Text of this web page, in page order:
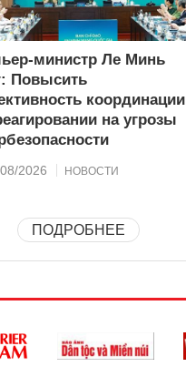
министр Ле Минь
Повысить
координации
на угрозы
2026 НОВОСТИ
ПОДРОБНЕЕ